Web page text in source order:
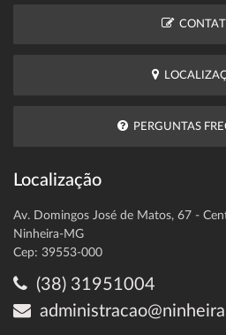
PERGUNTAS
Localização
Av. Domingos José de Matos, 67 -
Ninheira-MG
Cep: 39553-000
(38) 31951004